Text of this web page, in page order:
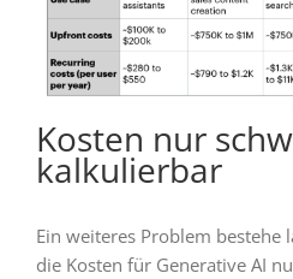
Kosten nur
kalkulierbar
Ein weiteres Problem bestehe
die Kosten für Generative AI